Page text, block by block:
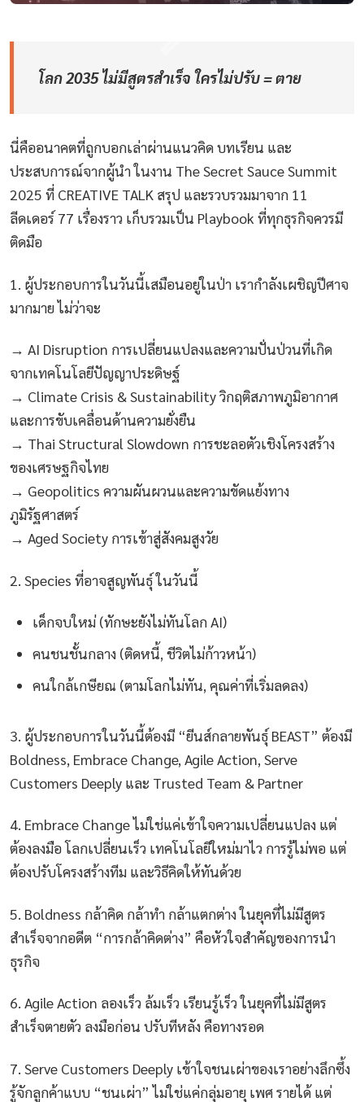
โลก 2035 ไม่มีสูตรสำเร็จ ใครไม่ปรับ = ตาย
นี่คืออนาคตที่ถูกบอกเล่าผ่านแนวคิด บทเรียน และ
ประสบการณ์จากผู้นำ ในงาน The Secret Sauce Summit
2025 ที่ CREATIVE TALK สรุป และรวบรวมมาจาก 11
ลีดเดอร์ 77 เรื่องราว เก็บรวมเป็น Playbook ที่ทุกธุรกิจควรมี
ติดมือ
1. ผู้ประกอบการในวันนี้เสมือนอยู่ในป่า เรากำลังเผชิญปีศาจ
มากมาย ไม่ว่าจะ
→ AI Disruption การเปลี่ยนแปลงและความปั่นป่วนที่เกิด
จากเทคโนโลยีปัญญาประดิษฐ์
→ Climate Crisis & Sustainability วิกฤติสภาพภูมิอากาศ
และการขับเคลื่อนด้านความยั่งยืน
→ Thai Structural Slowdown การชะลอตัวเชิงโครงสร้าง
ของเศรษฐกิจไทย
→ Geopolitics ความผันผวนและความขัดแย้งทาง
ภูมิรัฐศาสตร์
→ Aged Society การเข้าสู่สังคมสูงวัย
2. Species ที่อาจสูญพันธุ์ ในวันนี้
เด็กจบใหม่ (ทักษะยังไม่ทันโลก AI)
คนชนชั้นกลาง (ติดหนี้, ชีวิตไม่ก้าวหน้า)
คนใกล้เกษียณ (ตามโลกไม่ทัน, คุณค่าที่เริ่มลดลง)
3. ผู้ประกอบการในวันนี้ต้องมี “ยีนส์กลายพันธุ์ BEAST” ต้องมี
Boldness, Embrace Change, Agile Action, Serve
Customers Deeply และ Trusted Team & Partner
4. Embrace Change ไม่ใช่แค่เข้าใจความเปลี่ยนแปลง แต่
ต้องลงมือ โลกเปลี่ยนเร็ว เทคโนโลยีใหม่มาไว การรู้ไม่พอ แต่
ต้องปรับโครงสร้างทีม และวิธีคิดให้ทันด้วย
5. Boldness กล้าคิด กล้าทำ กล้าแตกต่าง ในยุคที่ไม่มีสูตร
สำเร็จจากอดีต “การกล้าคิดต่าง” คือหัวใจสำคัญของการนำ
ธุรกิจ
6. Agile Action ลองเร็ว ล้มเร็ว เรียนรู้เร็ว ในยุคที่ไม่มีสูตร
สำเร็จตายตัว ลงมือก่อน ปรับทีหลัง คือทางรอด
7. Serve Customers Deeply เข้าใจชนเผ่าของเราอย่างลึกซึ้ง
รู้จักลูกค้าแบบ “ชนเผ่า” ไม่ใช่แค่กลุ่มอายุ เพศ รายได้ แต่